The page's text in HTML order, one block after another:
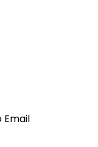
Email